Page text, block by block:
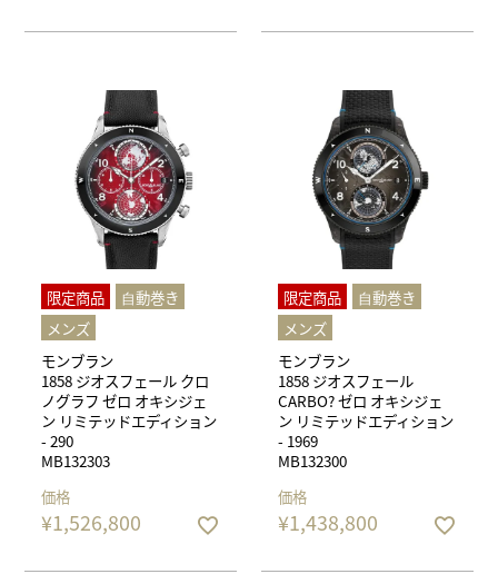
限定商品
⾃動巻き
メンズ
モンブラン
1858 ジオスフェール クロ
ノグラフ ゼロ オキシジェ
ン リミテッドエディション
- 290
MB132303
価格
¥1,526,800
限定商品
⾃動巻き
メンズ
モンブラン
1858 ジオスフェール
CARBO? ゼロ オキシジェ
ン リミテッドエディション
- 1969
MB132300
価格
¥1,438,800